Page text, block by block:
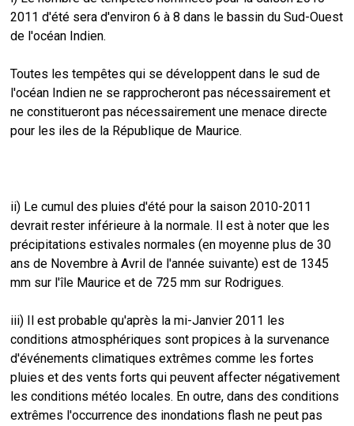
2011 d'été sera d'environ 6 à 8 dans le bassin du Sud-Ouest
de l'océan Indien.
Toutes les tempêtes qui se développent dans le sud de
l'océan Indien ne se rapprocheront pas nécessairement et
ne constitueront pas nécessairement une menace directe
pour les iles de la République de Maurice.
ii) Le cumul des pluies d'été pour la saison 2010-2011
devrait rester inférieure à la normale. Il est à noter que les
précipitations estivales normales (en moyenne plus de 30
ans de Novembre à Avril de l'année suivante) est de 1345
mm sur l'île Maurice et de 725 mm sur Rodrigues.
iii) Il est probable qu'après la mi-Janvier 2011 les
conditions atmosphériques sont propices à la survenance
d'événements climatiques extrêmes comme les fortes
pluies et des vents forts qui peuvent affecter négativement
les conditions météo locales. En outre, dans des conditions
extrêmes l'occurrence des inondations flash ne peut pas